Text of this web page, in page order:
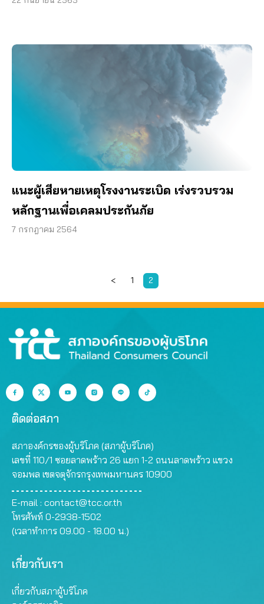
แนะผู้เสียหายเหตุโรงงานระเบิด เร่งรวบรวม
หลักฐานเพื่อเคลมประกันภัย
7 กรกฎาคม 2564
< 1 2
ติดต่อสภา
สภาองค์กรของผู้บริโภค (สภาผู้บริโภค)
เลขที่ 110/1 ซอยลาดพร้าว 26 แยก 1-2 ถนนลาดพร้าว แขวง
จอมพล เขตจตุจักรกรุงเทพมหานคร 10900
E-mail : contact@tcc.or.th
โทรศัพท์ 0-2938-1502
(เวลาทำการ 09.00 - 18.00 น.)
เกี่ยวกับเรา
เกี่ยวกับสภาผู้บริโภค